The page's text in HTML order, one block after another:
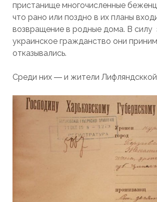
пристанище многочисленные
что рано или поздно в их планы
возвращение в родные дома. В силу
украинское гражданство они
отказывались.
Среди них ― и жители Лифляндсккой